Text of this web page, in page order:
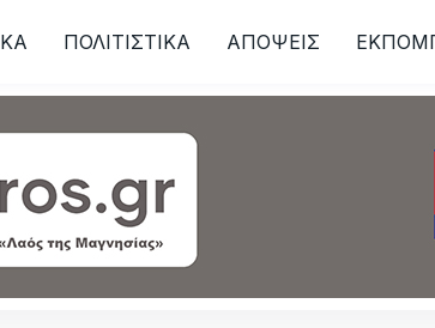
ΠΟΛΙΤΙΣΤΙΚΑ ΑΠΟΨΕΙΣ